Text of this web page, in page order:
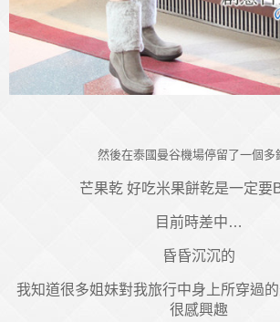
然後在泰國曼谷機場停留了一個多
芒果乾 好吃米果餅乾是一定要
目前時差中…
昏昏沉沉的
我知道很多姐妹對我旅行中身上所穿過
很感興趣